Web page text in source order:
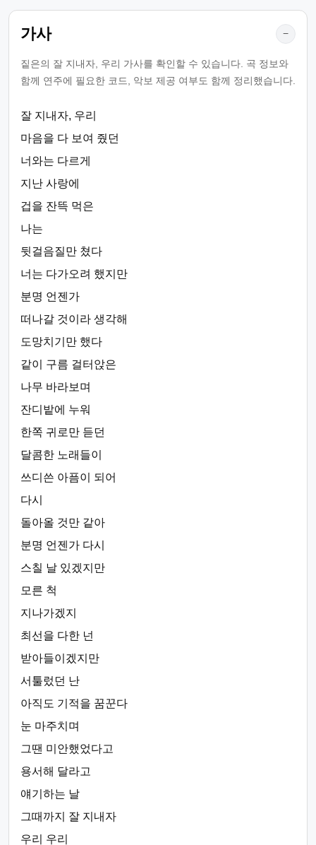
가사 −
짙은의 잘 지내자, 우리 가사를 확인할 수 있습니다. 곡 정보와
함께 연주에 필요한 코드, 악보 제공 여부도 함께 정리했습니다.
잘 지내자, 우리
마음을 다 보여 줬던
너와는 다르게
지난 사랑에
겁을 잔뜩 먹은
나는
뒷걸음질만 쳤다
너는 다가오려 했지만
분명 언젠가
떠나갈 것이라 생각해
도망치기만 했다
같이 구름 걸터앉은
나무 바라보며
잔디밭에 누워
한쪽 귀로만 듣던
달콤한 노래들이
쓰디쓴 아픔이 되어
다시
돌아올 것만 같아
분명 언젠가 다시
스칠 날 있겠지만
모른 척
지나가겠지
최선을 다한 넌
받아들이겠지만
서툴렀던 난
아직도 기적을 꿈꾼다
눈 마주치며
그땐 미안했었다고
용서해 달라고
얘기하는 날
그때까지 잘 지내자
우리 우리